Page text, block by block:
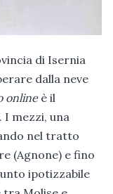
di Isernia
dalla neve
onlineè il
I mezzi, una
nel tratto
(Agnone) e fino
ipotizzabile